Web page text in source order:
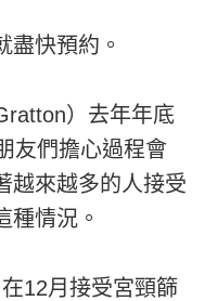
盡快預約。
）去年年底
友們擔心過程會
越來越多的人接受
種情況。
12月接受宮頸篩